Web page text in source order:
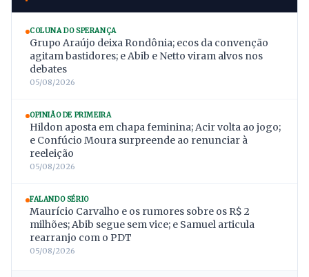
COLUNA DO SPERANÇA
Grupo Araújo deixa Rondônia; ecos da convenção
agitam bastidores; e Abib e Netto viram alvos nos
debates
05/08/2026
OPINIÃO DE PRIMEIRA
Hildon aposta em chapa feminina; Acir volta ao jogo;
e Confúcio Moura surpreende ao renunciar à
reeleição
05/08/2026
FALANDO SÉRIO
Maurício Carvalho e os rumores sobre os R$ 2
milhões; Abib segue sem vice; e Samuel articula
rearranjo com o PDT
05/08/2026